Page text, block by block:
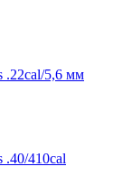
.22cal/5,6 мм
.40/410cal